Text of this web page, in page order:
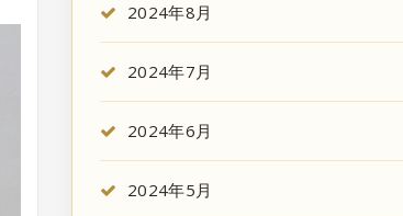
2024年8月
2024年7月
2024年6月
2024年5月